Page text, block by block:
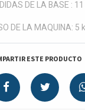
DE LA BASE :
DE LA MAQUINA: 5
ESTE PRODUCTO